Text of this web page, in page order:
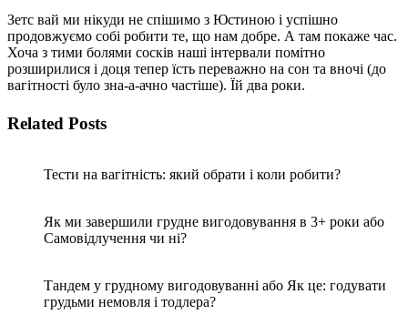
Зетс вай ми нікуди не спішимо з Юстиною і успішно
продовжуємо собі робити те, що нам добре. А там покаже час.
Хоча з тими болями сосків наші інтервали помітно
розширилися і доця тепер їсть переважно на сон та вночі (до
вагітності було зна-а-ачно частіше). Їй два роки.
Related Posts
Тести на вагітність: який обрати і коли робити?
Як ми завершили грудне вигодовування в 3+ роки або
Самовідлучення чи ні?
Тандем у грудному вигодовуванні або Як це: годувати
грудьми немовля і тодлера?